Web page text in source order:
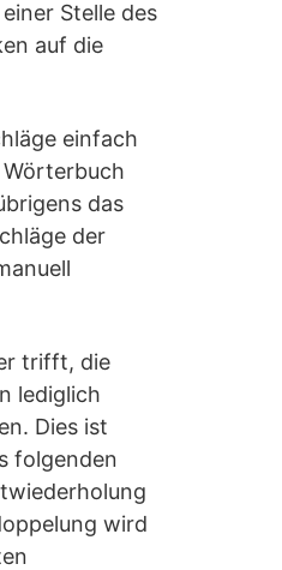
Stelle des
auf die
einfach
das
der
trifft, die
lediglich
Dies ist
folgenden
wird